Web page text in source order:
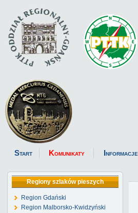
Start Komunikaty Informacje
Regiony szlaków pieszych
Region Gdański
Region Malborsko-Kwidzyński